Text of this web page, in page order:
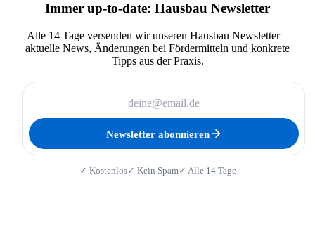
Immer up-to-date: Hausbau Newsletter
Alle 14 Tage versenden wir unseren Hausbau Newsletter –
aktuelle News, Änderungen bei Fördermitteln und konkrete
Tipps aus der Praxis.
Newsletter abonnieren
✓ Kostenlos✓ Kein Spam✓ Alle 14 Tage